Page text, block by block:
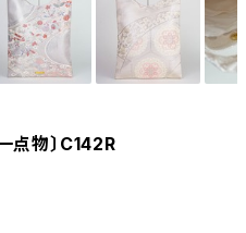
物〕C142R